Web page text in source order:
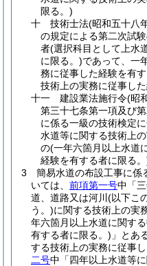
限る。)
十
技術士法(昭和五十八
の規定による第二次試
者(選択科目として上水
に限る。)であって、一
務に従事した経験を有
技術上の実務に従事し
十一
建設業法施行令(昭
第三十七条第一項及び
に係る一級の技術検定
水道等に関する技術上
の(一年六箇月以上水道
経験を有する者に限る
3
簡易水道の布設工事に係
いては、 前項第一号中「
道、道路又は河川 (以下こ
う。)に関する技術上の実
年六箇月以上水道に関す
有する者に限る。) 」とあ
する技術上の実務に従事
二号中「四年以上水道等